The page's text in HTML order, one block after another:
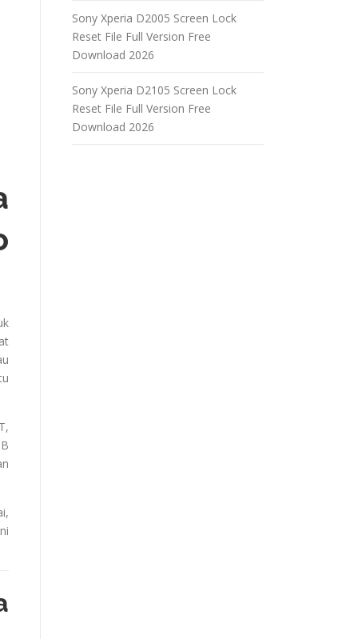
Sony Xperia D2005 Screen Lock
Reset File Full Version Free
Download 2026
Sony Xperia D2105 Screen Lock
Reset File Full Version Free
Download 2026